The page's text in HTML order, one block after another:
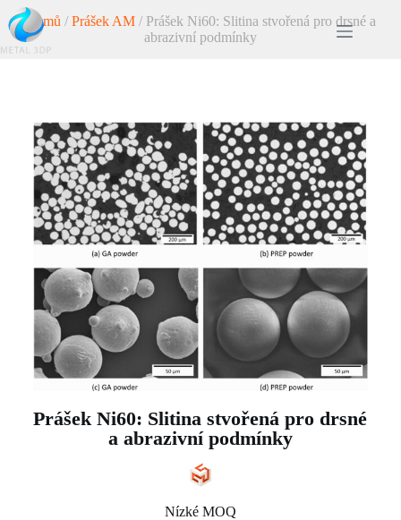
Domů / Prášek AM/ Prášek Ni60: Slitina stvořená pro drsné a
abrazivní podmínky
Prášek Ni60: Slitina stvořená pro drsné
a abrazivní podmínky
Nízké MOQ